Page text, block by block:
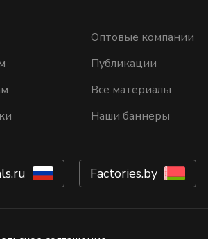
Оптовые компании
Публикации
Все материалы
Наши баннеры
Factories.by